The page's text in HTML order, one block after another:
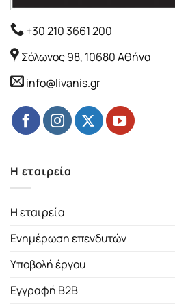
+30 210 3661 200
Σόλωνος 98, 10680 Αθήνα
info@livanis.gr
Η εταιρεία
Η εταιρεία
Ενημέρωση επενδυτών
Υποβολή έργου
Εγγραφή B2B